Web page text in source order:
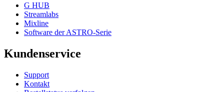
G HUB
Streamlabs
Mixline
Software der ASTRO-Serie
Kundenservice
Support
Kontakt